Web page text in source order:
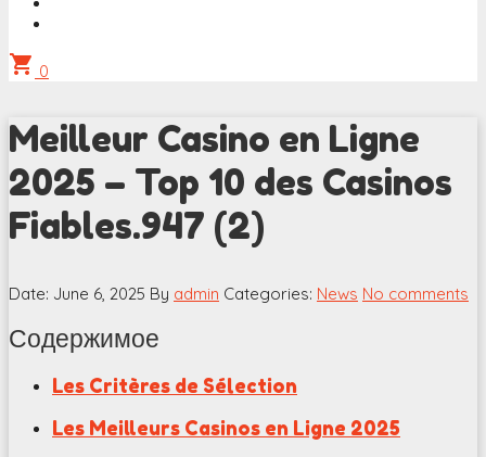
shopping_cart 0
Meilleur Casino en Ligne
2025 – Top 10 des Casinos
Fiables.947 (2)
Date: June 6, 2025 By admin Categories: News No comments
Содержимое
Les Critères de Sélection
Les Meilleurs Casinos en Ligne 2025